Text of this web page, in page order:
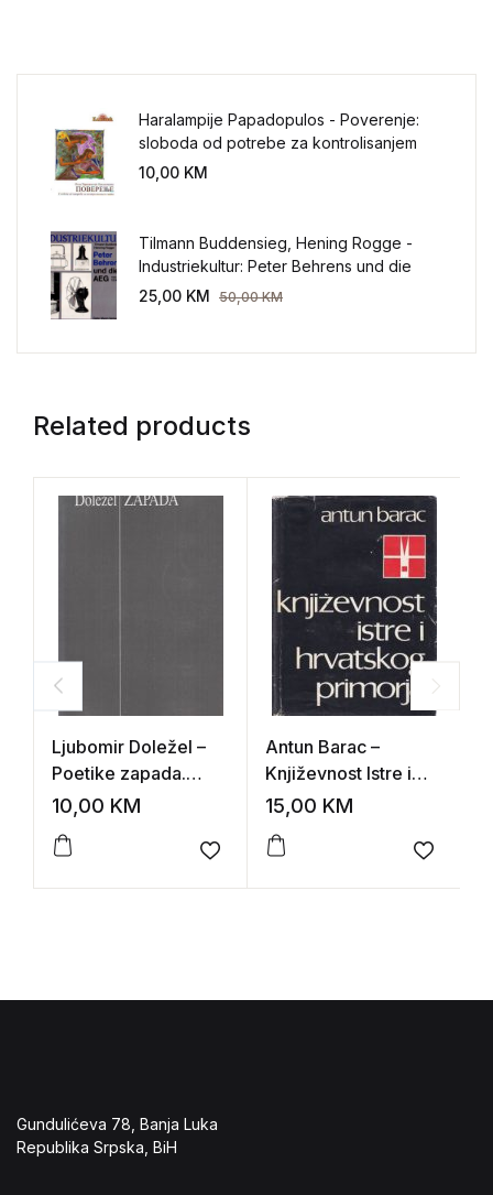
Haralampije Papadopulos - Poverenje:
sloboda od potrebe za kontrolisanjem
sveta
10,00 KM
Tilmann Buddensieg, Hening Rogge -
Industriekultur: Peter Behrens und die
AEG 1907-1914.
25,00 KM 50,00KM
Related products
Ljubomir Doležel –
Poetike zapada.
Poglavlja iz
10,00 KM
Add to wishlist
Antun Barac –
Književnost Istre i
hrvatskog primorja
15,00 KM
Add to
Gundulićeva 78, Banja Luka
Republika Srpska, BiH